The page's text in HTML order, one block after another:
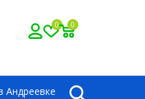
0 0
Андреевке